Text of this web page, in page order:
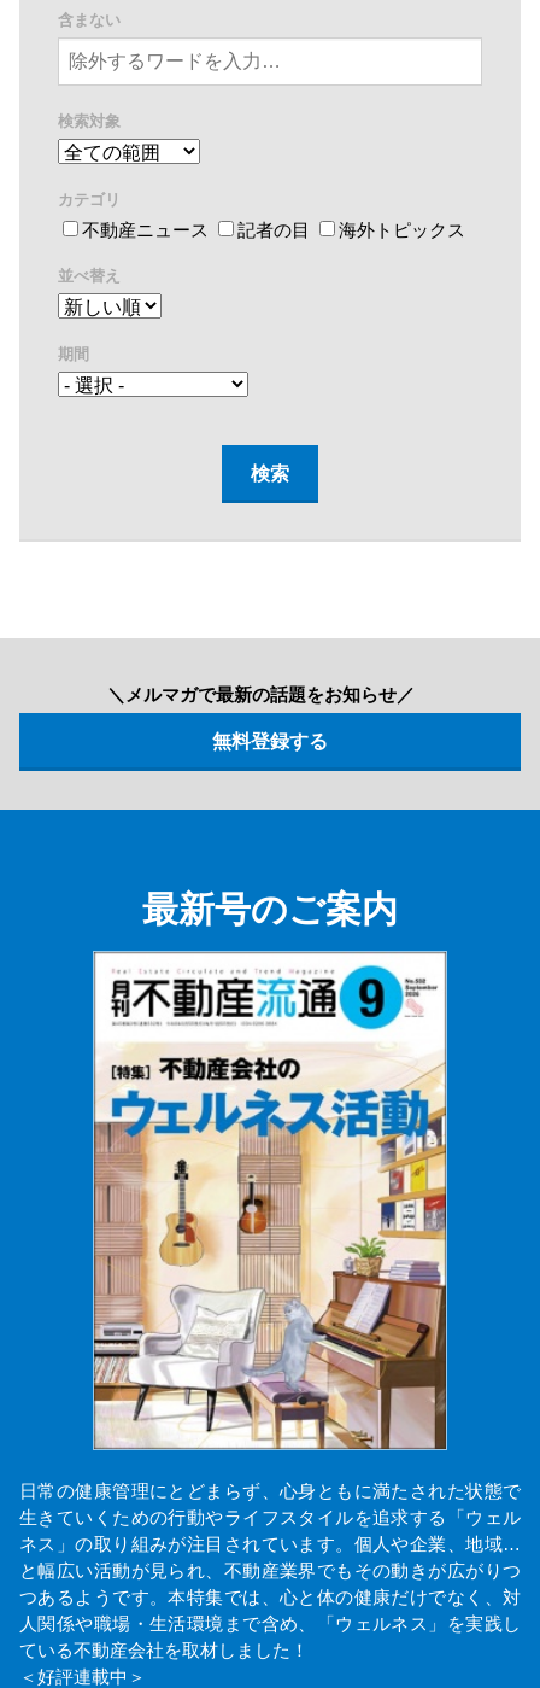
含まない
検索対象
カテゴリ
不動産ニュース 記者の目 海外トピックス
並べ替え
期間
＼メルマガで最新の話題をお知らせ／
最新号のご案内
日常の健康管理にとどまらず、心身ともに満たされた状態で
生きていくための行動やライフスタイルを追求する「ウェル
ネス」の取り組みが注目されています。個人や企業、地域…
と幅広い活動が見られ、不動産業界でもその動きが広がりつ
つあるようです。本特集では、心と体の健康だけでなく、対
人関係や職場・生活環境まで含め、「ウェルネス」を実践し
ている不動産会社を取材しました！
＜好評連載中＞